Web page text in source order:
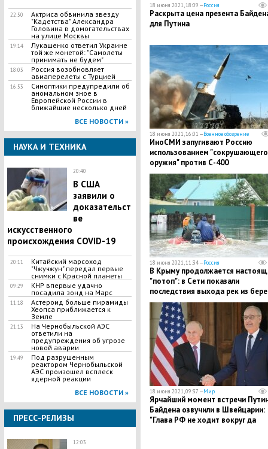
22:50
Актриса обвинила звезду
"Кадетства" Александра
Головина в домогательствах
на улице Москвы
19:14
Лукашенко ответил Украине
той же монетой: "Самолеты
принимать не будем"
18:03
Россия возобновляет
авиаперелеты с Турцией
16:53
Синоптики предупредили об
аномальном зное в
Европейской России в
ближайшие несколько дней
ВСЕ НОВОСТИ »
НАУКА И ТЕХНИКА
20:40
В США
заявили о
доказательст
ве
искусственного
происхождения COVID-19
20:11
Китайский марсоход
"Чжучжун" передал первые
снимки с Красной планеты
09:29
КНР впервые удачно
посадила зонд на Марс
11:18
Астероид больше пирамиды
Хеопса приближается к
Земле
21:13
На Чернобыльской АЭС
ответили на
предупреждения об угрозе
новой аварии
19:49
Под разрушенным
реактором Чернобыльской
АЭС произошел всплеск
ядерной реакции
ВСЕ НОВОСТИ »
ПРЕСС-РЕЛИЗЫ
12:03
18 июня 2021, 18:09 —Россия
Раскрыта цена презента
для Путина
18 июня 2021, 16:01 —Военное обозрение
ИноСМИ запугивают Россию
использованием "сокрушающего
оружия" против С-400
18 июня 2021, 11:34 —Россия
В Крыму продолжается
"потоп": в Сети показали
последствия выхода рек из
18 июня 2021, 09:37 —Мир
Ярчайший момент встречи
Байдена озвучили в Швейцарии:
"Глава РФ не ходит вокруг да